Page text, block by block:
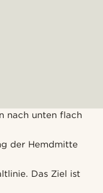
nach unten flach
der Hemdmitte
Das Ziel ist